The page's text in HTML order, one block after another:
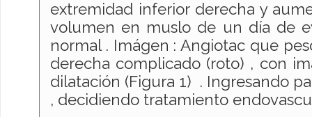
extremidad inferior derecha y
volumen en muslo de un día de
normal . Imágen : Angiotac que
derecha complicado (roto) , con
dilatación (Figura 1) . Ingresando
, decidiendo tratamiento